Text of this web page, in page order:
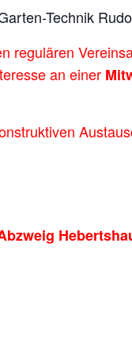
Technik
regulären
an einer